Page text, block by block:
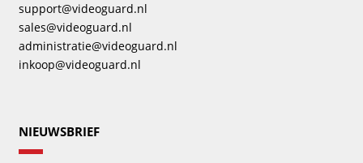
support@videoguard.nl
sales@videoguard.nl
administratie@videoguard.nl
inkoop@videoguard.nl
NIEUWSBRIEF